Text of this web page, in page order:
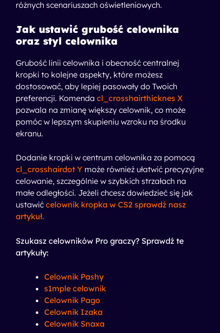
różnych scenariuszach oświetleniowych.
Jak ustawić grubość celownika
oraz styl celownika
Grubość linii celownika i obecność centralnej
kropki to kolejne aspekty, które możesz
dostosować, aby lepiej pasowały do Twoich
preferencji. Komendacl_crosshairthicknes X
pozwala na zmianę większy celownik, co może
pomóc w lepszym skupieniu wzroku na środku
ekranu.
Dodanie kropki w centrum celownika za pomocą
cl_crosshairdot Y może również ułatwić precyzyjne
celowanie, szczególnie w szybkich strzałach na
małe odległości. Jeżeli chcesz dowiedzieć się jak
ustawićcelownik kropka w CS2 sprawdź nasz
artykuł.
Szukasz celowników Pro graczy? Sprawdź te
artykuły:
Celownik Pashy
s1mple celownik
Celownik Pago
Celownik Izaka
Celownik Snaxa